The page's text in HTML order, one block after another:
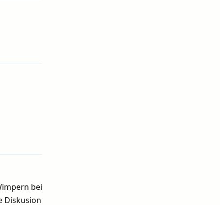
bei
Diskusion